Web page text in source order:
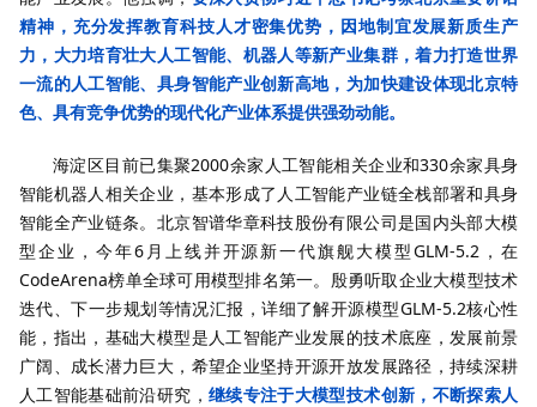
精神，充分发挥教育科技人才密集优势，因地制宜发展新质生产
力，大力培育壮大人工智能、机器人等新产业集群，着力打造世界
一流的人工智能、具身智能产业创新高地，为加快建设体现北京特
色、具有竞争优势的现代化产业体系提供强劲动能。
海淀区目前已集聚2000余家人工智能相关企业和330余家具身
智能机器人相关企业，基本形成了人工智能产业链全栈部署和具身
智能全产业链条。北京智谱华章科技股份有限公司是国内头部大模
型企业，今年6月上线并开源新一代旗舰大模型GLM-5.2，在
CodeArena榜单全球可用模型排名第一。殷勇听取企业大模型技术
迭代、下一步规划等情况汇报，详细了解开源模型GLM-5.2核心性
能，指出，基础大模型是人工智能产业发展的技术底座，发展前景
广阔、成长潜力巨大，希望企业坚持开源开放发展路径，持续深耕
人工智能基础前沿研究， 继续专注于大模型技术创新，不断探索人